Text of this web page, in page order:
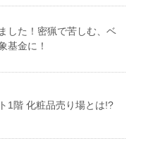
した！密猟で苦しむ、ベ
基金に！
1階 化粧品売り場とは!?